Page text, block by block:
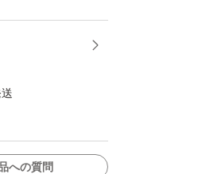
への質問